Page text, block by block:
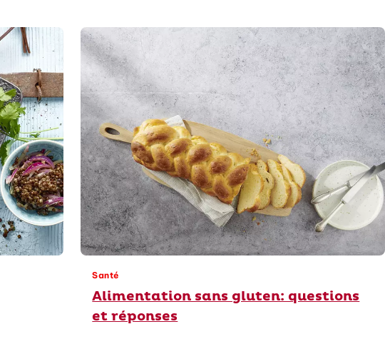
Santé
Alimentation sans gluten: questions
et réponses